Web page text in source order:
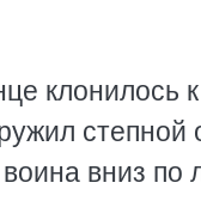
клонилось
вниз по